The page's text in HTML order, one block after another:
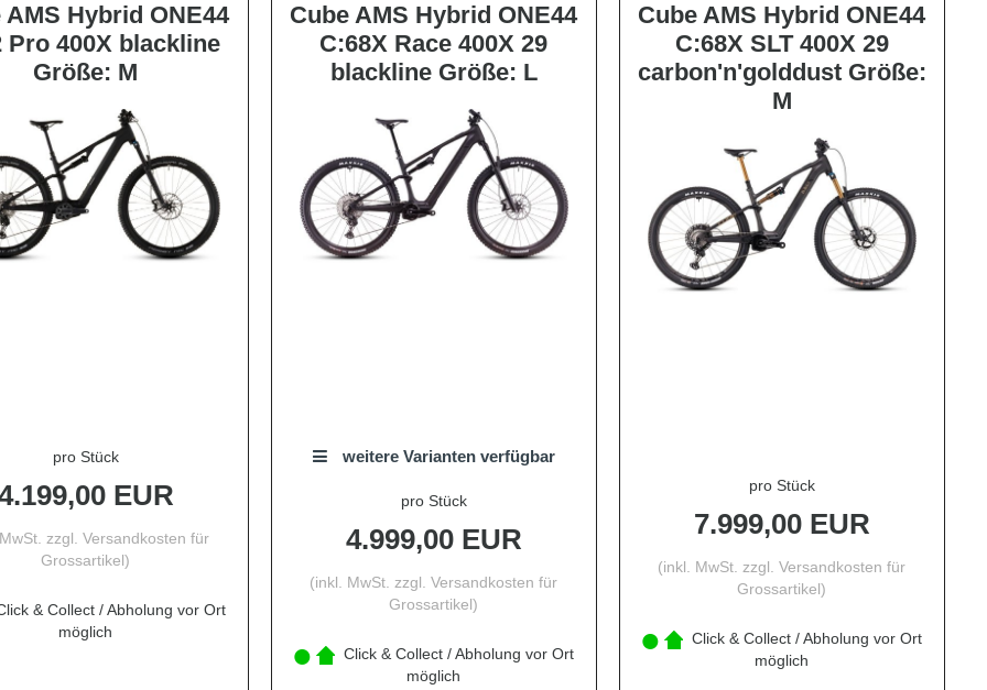
AMS Hybrid ONE44
Pro 400X blackline
Größe: M
pro Stück
EUR
zzgl.Versandkosten für
Grossartikel)
& Collect / Abholung vor Ort
möglich
Cube AMS Hybrid ONE44
C:68X Race 400X 29
blackline Größe: L
weitere Varianten verfügbar
pro Stück
4.999,00 EUR
(inkl. MwSt. zzgl.Versandkosten für
Grossartikel)
Click & Collect / Abholung vor Ort
möglich
Cube AMS Hybrid ONE44
C:68X SLT 400X 29
carbon'n'golddust Größe:
M
pro Stück
7.999,00 EUR
(inkl. MwSt. zzgl.Versandkosten für
Grossartikel)
Click & Collect / Abholung vor Ort
möglich